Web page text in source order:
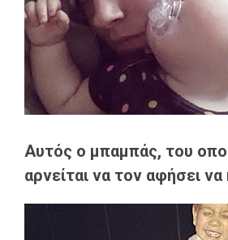
Αυτός ο μπαμπάς, του
αρνείται να τον αφήσει να